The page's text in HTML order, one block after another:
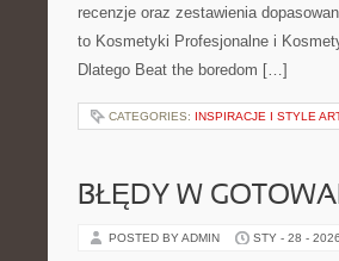
recenzje oraz zestawienia
to Kosmetyki Profesjonalne i
Dlatego Beat the boredom […]
CATEGORIES: INSPIRACJE I STYLE
BŁĘDY W
POSTED BY ADMIN STY - 28 - 2026